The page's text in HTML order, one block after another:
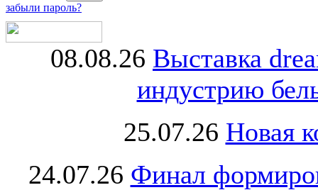
забыли пароль?
08.08.26 Выставка
индустрию
25.07.26 Новая
24.07.26 Финал